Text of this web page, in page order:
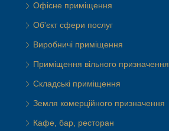
Офісне приміщення
Об'єкт сфери послуг
Виробничі приміщення
Приміщення вільного призначення
Складські приміщення
Земля комерційного призначення
Кафе, бар, ресторан